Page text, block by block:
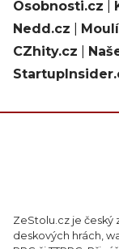
Osobnosti.cz
Nedd.cz
CZhity.cz
ZeStolu.cz je český
deskových hrách,